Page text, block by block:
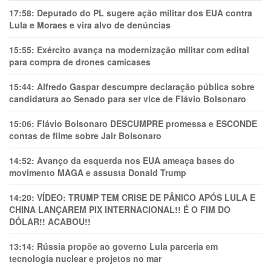
17:58: Deputado do PL sugere ação militar dos EUA contra
Lula e Moraes e vira alvo de denúncias
15:55: Exército avança na modernização militar com edital
para compra de drones camicases
15:44: Alfredo Gaspar descumpre declaração pública sobre
candidatura ao Senado para ser vice de Flávio Bolsonaro
15:06: Flávio Bolsonaro DESCUMPRE promessa e ESCONDE
contas de filme sobre Jair Bolsonaro
14:52: Avanço da esquerda nos EUA ameaça bases do
movimento MAGA e assusta Donald Trump
14:20: VÍDEO: TRUMP TEM CRlSE DE PÂNlCO APÓS LULA E
CHINA LANÇAREM PIX INTERNACIONAL!! É O FIM DO
DÓLAR!! ACABOU!!
13:14: Rússia propõe ao governo Lula parceria em
tecnologia nuclear e projetos no mar